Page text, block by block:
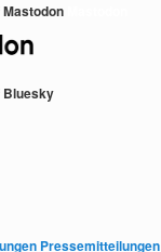
Bluesky
Pressemitteilungen